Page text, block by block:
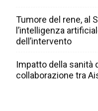
Tumore del rene, al
l’intelligenza
dell’intervento
Impatto della sanità
collaborazione tra